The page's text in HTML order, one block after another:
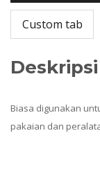
Custom tab
Biasa digunakan
pakaian dan